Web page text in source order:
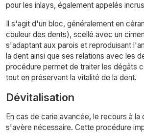
pour les inlays, également appelés
Il s'agit d'un bloc, généralement en
couleur des dents), scellé avec un
s'adaptant aux parois et reproduisant
la dent ainsi que ses relations avec les
procédure permet de traiter les dégâts
tout en préservant la vitalité de la dent.
Dévitalisation
En cas de carie avancée, le recours à la
s'avère nécessaire. Cette procédure